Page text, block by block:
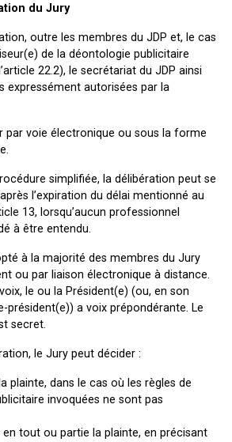
du Jury
outre les membres du JDP et, le cas
de la déontologie publicitaire
22.2), le secrétariat du JDP ainsi
expressément autorisées par la
par voie électronique ou sous la forme
simplifiée, la délibération peut se
l’expiration du délai mentionné au
13, lorsqu’aucun professionnel
à être entendu.
à la majorité des membres du Jury
ou par liaison électronique à distance.
le ou la Président(e) (ou, en son
président(e)) a voix prépondérante. Le
secret.
le Jury peut décider :
plainte, dans le cas où les règles de
invoquées ne sont pas
en tout ou partie la plainte, en précisant